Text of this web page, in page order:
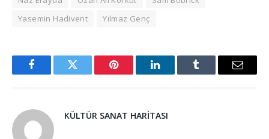
Yasemin Hadivent
Yılmaz Genç
FacebookTwitter Pinterest LinkedInTumblr Email
KÜLTÜR SANAT HARITASI